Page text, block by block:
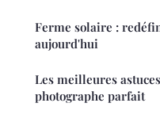
Ferme solaire :
aujourd'hui
Les meilleures
photographe parfait